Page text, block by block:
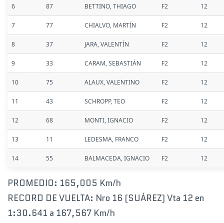
6 87 BETTINO, THIAGO F2 12
7 77 CHIALVO, MARTÍN F2 12
8 37 JARA, VALENTÍN F2 12
9 33 CARAM, SEBASTIÁN F2 12
10 75 ALAUX, VALENTINO F2 12
11 43 SCHROPP, TEO F2 12
12 68 MONTI, IGNACIO F2 12
13 11 LEDESMA, FRANCO F2 12
14 55 BALMACEDA, IGNACIO F2 12
PROMEDIO: 165,005 Km/h
RECORD DE VUELTA: Nro 16 (SUÁREZ) Vta 12 en
1:30.641 a 167,567 Km/h